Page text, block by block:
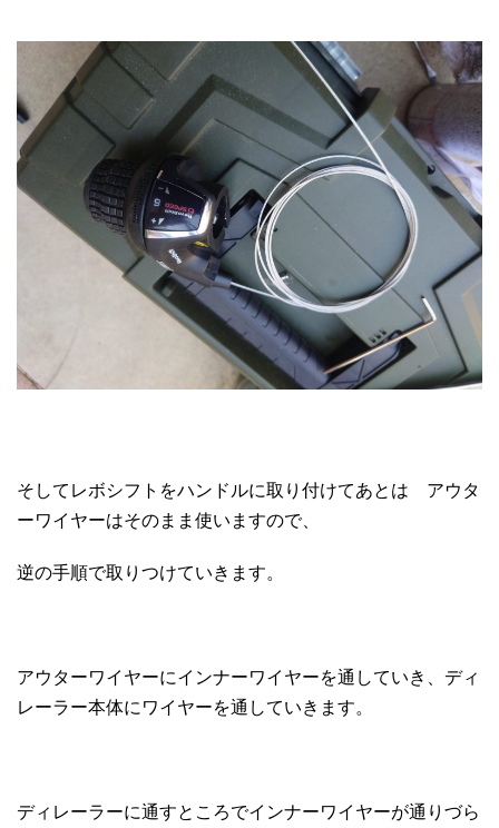
そしてレボシフトをハンドルに取り付けてあとは アウタ
ーワイヤーはそのまま使いますので、
逆の手順で取りつけていきます。
アウターワイヤーにインナーワイヤーを通していき、ディ
レーラー本体にワイヤーを通していきます。
ディレーラーに通すところでインナーワイヤーが通りづら